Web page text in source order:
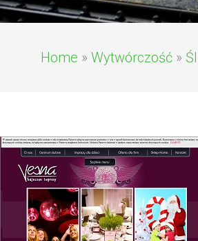
Home » Wytwórczość »